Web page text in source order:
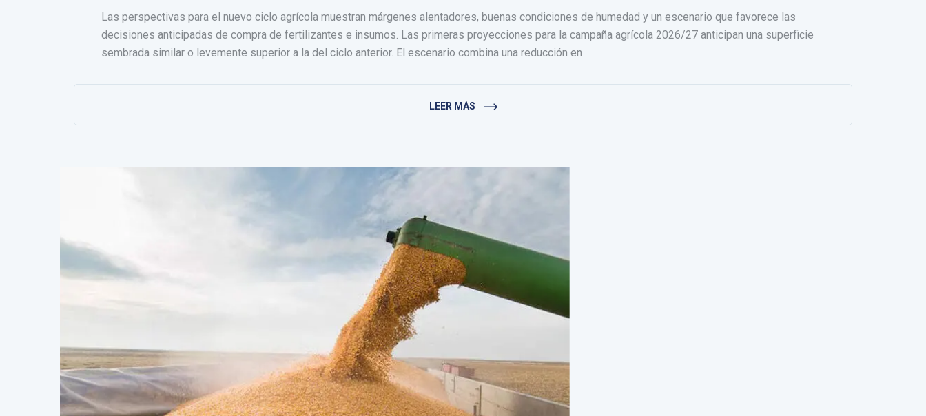
Las perspectivas para el nuevo ciclo agrícola muestran márgenes alentadores, buenas condiciones de humedad y un escenario que favorece las
decisiones anticipadas de compra de fertilizantes e insumos. Las primeras proyecciones para la campaña agrícola 2026/27 anticipan una superficie
sembrada similar o levemente superior a la del ciclo anterior. El escenario combina una reducción en
LEER MÁS